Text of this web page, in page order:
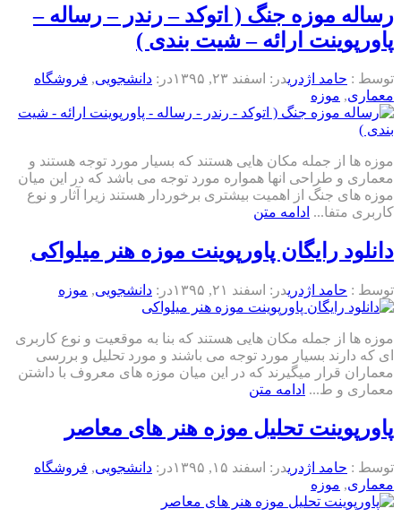
رساله موزه جنگ ( اتوکد – رندر – رساله –
پاورپوینت ارائه – شیت بندی )
توسط : حامد اژدریدر: اسفند ۲۳, ۱۳۹۵ در: دانشجویی, فروشگاه
معماری, موزه
موزه ها از جمله مکان هایی هستند که بسیار مورد توجه هستند و
معماری و طراحی انها همواره مورد توجه می باشد که در این میان
موزه های جنگ از اهمیت بیشتری برخوردار هستند زیرا آثار و نوع
کاربری متفا... ادامه متن
دانلود رایگان پاورپوینت موزه هنر میلواکی
توسط : حامد اژدریدر: اسفند ۲۱, ۱۳۹۵ در: دانشجویی, موزه
موزه ها از جمله مکان هایی هستند که بنا به موقعیت و نوع کاربری
ای که دارند بسیار مورد توجه می باشند و مورد تحلیل و بررسی
معماران قرار میگیرند که در این میان موزه های معروف با داشتن
معماری و ط... ادامه متن
پاورپوینت تحلیل موزه هنر های معاصر
توسط : حامد اژدریدر: اسفند ۱۵, ۱۳۹۵ در: دانشجویی, فروشگاه
معماری, موزه